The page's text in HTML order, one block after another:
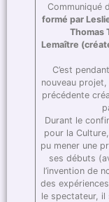
Communiqué
formé par
Thomas
Lemaître
C’est
nouveau projet,
précédente
Durant le
pour la
pu mener une
ses débuts
l’invention de
des
le spectateur, il